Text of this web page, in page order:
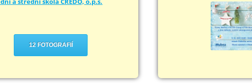
12 FOTOGRAFIÍ